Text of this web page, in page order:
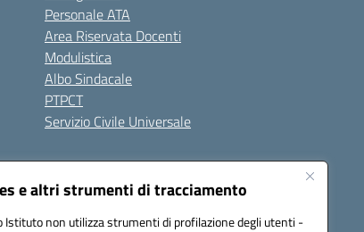
e altri strumenti di tracciamento
Istituto non utilizza strumenti di profilazione degli utenti -
Personale ATA
Area Riservata Docenti
Modulistica
Albo Sindacale
PTPCT
Servizio Civile Universale